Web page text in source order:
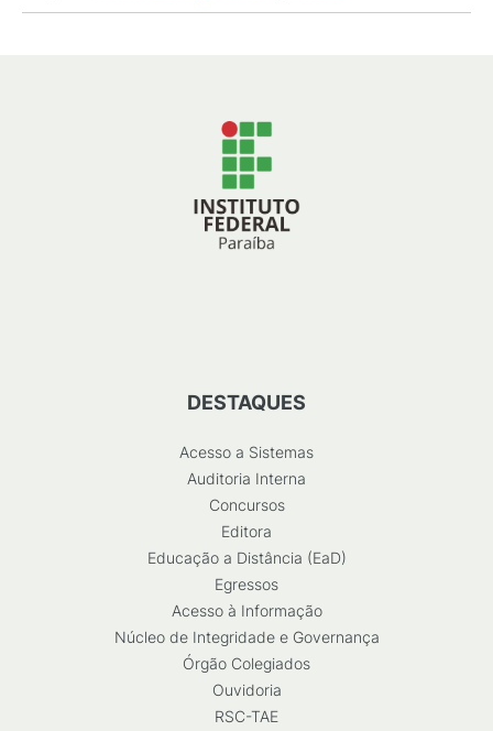
DESTAQUES
Acesso a Sistemas
Auditoria Interna
Concursos
Editora
Educação a Distância (EaD)
Egressos
Acesso à Informação
Núcleo de Integridade e Governança
Órgão Colegiados
Ouvidoria
RSC-TAE